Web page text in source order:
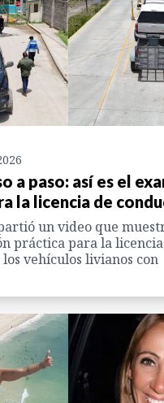
a paso: así es el
la licencia de
un video que
práctica para la
vehículos livianos con